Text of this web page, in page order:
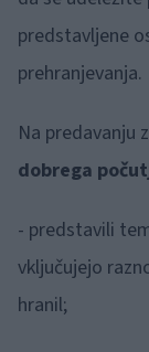
predstavljene
prehranjevanja.
Na predavanju
dobrega
- predstavili
vključujejo
hranil;